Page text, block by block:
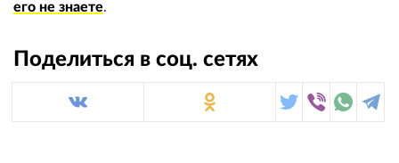
его не знаете.
Поделиться в соц. сетях